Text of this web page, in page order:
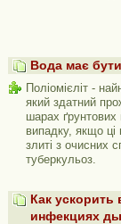
Вода має
Поліомієліт -
який здатний
шарах ґрунтових
випадку, якщо
злиті з очисних
туберкульоз.
Как
инфекциях